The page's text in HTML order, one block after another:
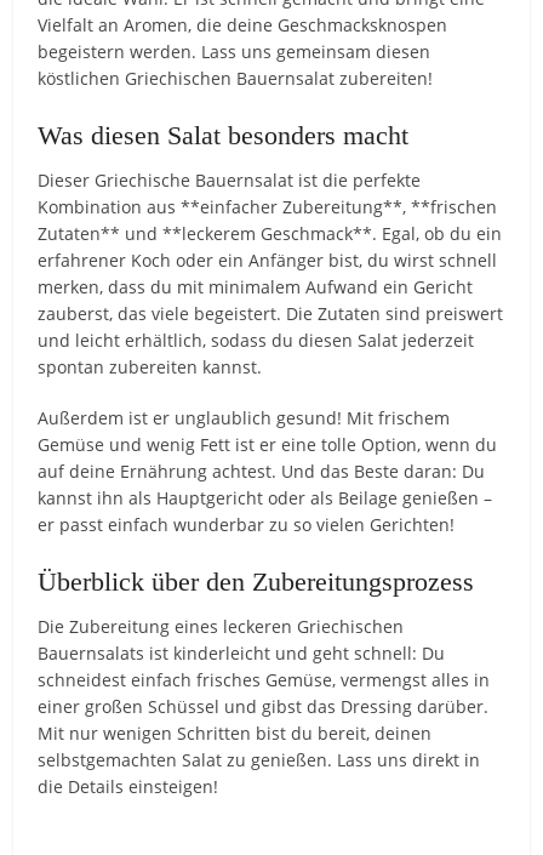
Vielfalt an Aromen, die deine Geschmacksknospen
begeistern werden. Lass uns gemeinsam diesen
köstlichen Griechischen Bauernsalat zubereiten!
Was diesen Salat besonders macht
Dieser Griechische Bauernsalat ist die perfekte
Kombination aus **einfacher Zubereitung**, **frischen
Zutaten** und **leckerem Geschmack**. Egal, ob du ein
erfahrener Koch oder ein Anfänger bist, du wirst schnell
merken, dass du mit minimalem Aufwand ein Gericht
zauberst, das viele begeistert. Die Zutaten sind preiswert
und leicht erhältlich, sodass du diesen Salat jederzeit
spontan zubereiten kannst.
Außerdem ist er unglaublich gesund! Mit frischem
Gemüse und wenig Fett ist er eine tolle Option, wenn du
auf deine Ernährung achtest. Und das Beste daran: Du
kannst ihn als Hauptgericht oder als Beilage genießen –
er passt einfach wunderbar zu so vielen Gerichten!
Überblick über den Zubereitungsprozess
Die Zubereitung eines leckeren Griechischen
Bauernsalats ist kinderleicht und geht schnell: Du
schneidest einfach frisches Gemüse, vermengst alles in
einer großen Schüssel und gibst das Dressing darüber.
Mit nur wenigen Schritten bist du bereit, deinen
selbstgemachten Salat zu genießen. Lass uns direkt in
die Details einsteigen!